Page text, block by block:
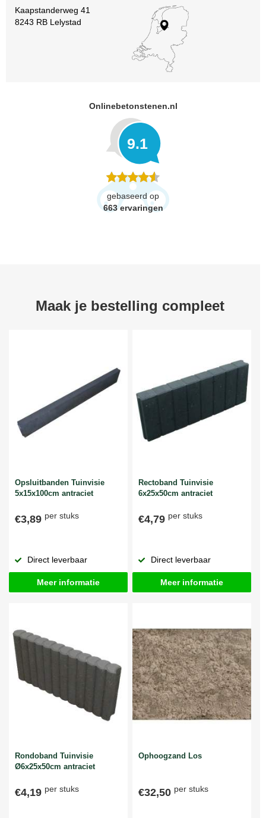
Kaapstanderweg 41
8243 RB Lelystad
Onlinebetonstenen.nl
9.1
gebaseerd op
663 ervaringen
Maak je bestelling compleet
Opsluitbanden Tuinvisie
5x15x100cm antraciet
€3,89 per stuks
Direct leverbaar
Meer informatie
Rectoband Tuinvisie
6x25x50cm antraciet
€4,79 per stuks
Direct leverbaar
Meer informatie
Rondoband Tuinvisie
Ø6x25x50cm antraciet
€4,19 per stuks
Ophoogzand Los
€32,50 per stuks